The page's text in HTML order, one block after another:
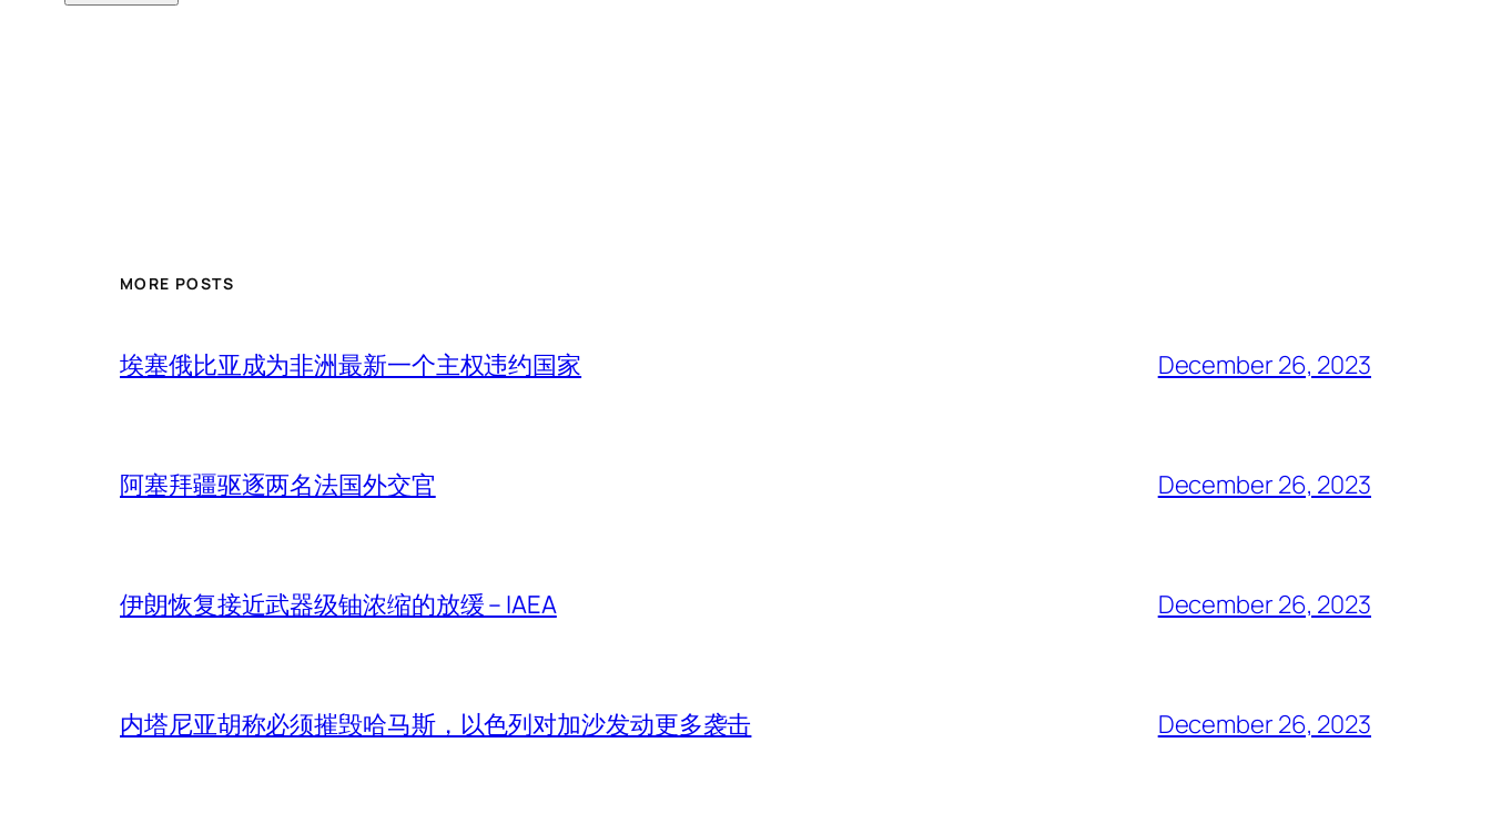
MORE POSTS
埃塞俄比亚成为非洲最新一个主权违约国家 December 26, 2023
阿塞拜疆驱逐两名法国外交官 December 26, 2023
伊朗恢复接近武器级铀浓缩的放缓 – IAEA December 26, 2023
内塔尼亚胡称必须摧毁哈马斯，以色列对加沙发动更多袭击 December 26, 2023